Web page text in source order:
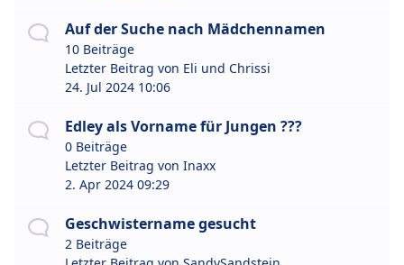
Auf der Suche nach Mädchennamen
10 Beiträge
Letzter Beitrag von Eli und Chrissi
24. Jul 2024 10:06
Edley als Vorname für Jungen ???
0 Beiträge
Letzter Beitrag von Inaxx
2. Apr 2024 09:29
Geschwistername gesucht
2 Beiträge